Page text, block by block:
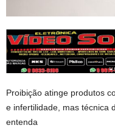
Proibição atinge produtos
e infertilidade, mas técnica
entenda